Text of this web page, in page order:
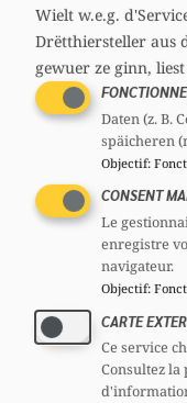
31 ans
Section
CSJ
Partager
Wielt w.e.g.
Drëtthiersteller aus
gewuer ze ginn, liest
Daten (z. B.
späicheren
Objectif:
CONSENT
Le
enregistre
navigateur.
Objectif:
CARTE
Ce service
Consultez